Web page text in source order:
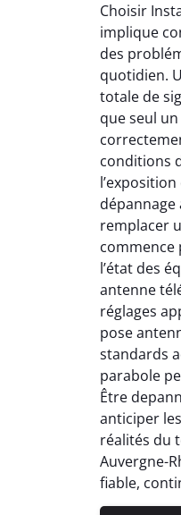
Choisir
implique
des
quotidien.
totale de
que seul
conditions
dépannage
remplacer
commence
l’état des
antenne
réglages
pose
standards
parabole
Être
anticiper
réalités du
Auvergne-
fiable,